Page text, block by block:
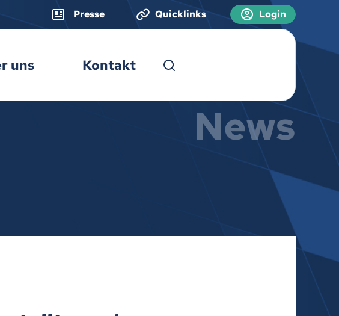
Presse Quicklinks Login
uns Kontakt
News